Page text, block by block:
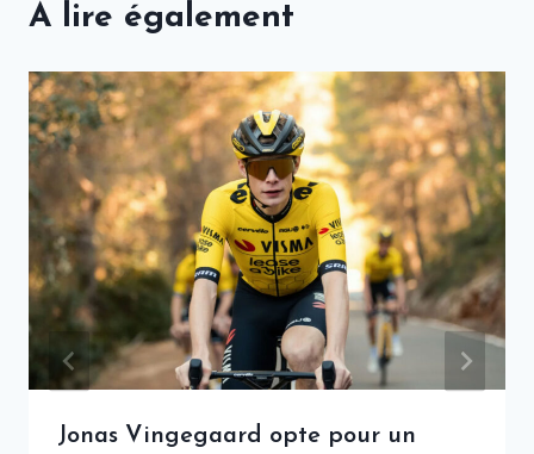
A lire également
Jonas Vingegaard opte pour un